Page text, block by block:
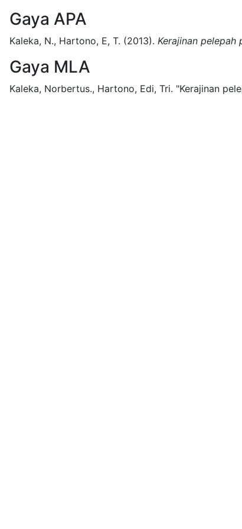
Gaya APA
Kaleka, N., Hartono, E, T. (2013). Kerajinan pelepah
Gaya MLA
Kaleka, Norbertus., Hartono, Edi, Tri. "Kerajinan